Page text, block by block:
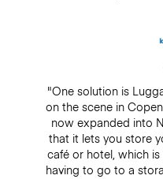
"One solution is
on the scene in
now expanded into
that it lets you store
café or hotel, which
having to go to a